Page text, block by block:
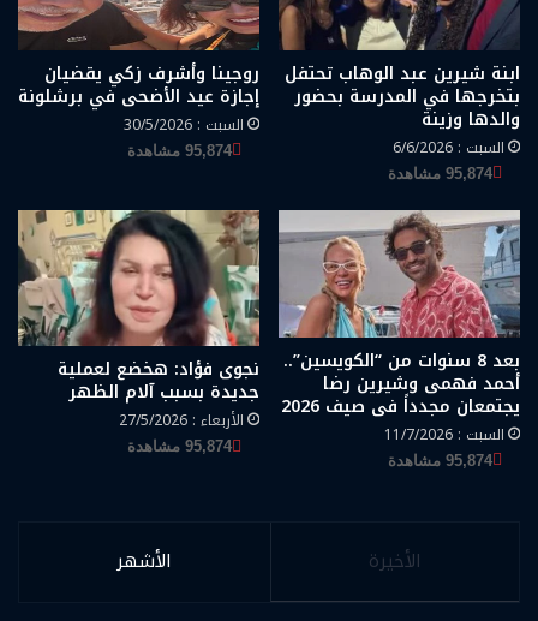
ابنة شيرين عبد الوهاب تحتفل
بتخرجها في المدرسة بحضور
والدها وزينة
السبت : 6/6/2026
95,874 مشاهدة
روجينا وأشرف زكي يقضيان
إجازة عيد الأضحى في برشلونة
السبت : 30/5/2026
95,874 مشاهدة
بعد 8 سنوات من “الكويسين”..
أحمد فهمى وشيرين رضا
يجتمعان مجدداً فى صيف 2026
السبت : 11/7/2026
95,874 مشاهدة
نجوى فؤاد: هخضع لعملية
جديدة بسبب آلام الظهر
الأربعاء : 27/5/2026
95,874 مشاهدة
الأخيرة الأشهر